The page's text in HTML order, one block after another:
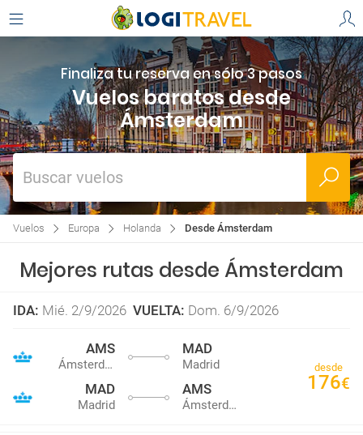
Finaliza tu reserva en sólo 3 pasos
Vuelos baratos desde
Ámsterdam
Buscar vuelos
Vuelos Europa Holanda Desde Ámsterdam
Mejores rutas desde Ámsterdam
IDA: Mié. 2/9/2026 VUELTA: Dom. 6/9/2026
AMS
Ámsterdam
MAD
Madrid
MAD
Madrid
AMS
Ámsterdam
desde
176€